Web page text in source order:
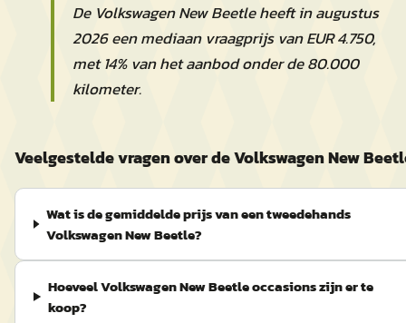
De Volkswagen New Beetle heeft in augustus
2026 een mediaan vraagprijs van EUR 4.750,
met 14% van het aanbod onder de 80.000
kilometer.
Veelgestelde vragen over de Volkswagen New
Wat is de gemiddelde prijs van een tweedehands
Volkswagen New Beetle?
Hoeveel Volkswagen New Beetle occasions zijn er te
koop?